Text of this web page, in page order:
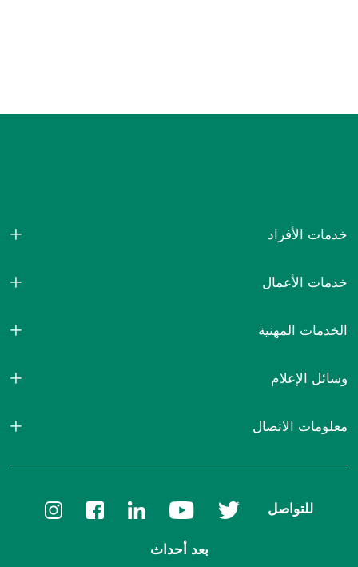
خدمات الأفراد
خدمات الأعمال
الخدمات المهنية
وسائل الإعلام
معلومات الاتصال
للتواصل
بعد أحداث